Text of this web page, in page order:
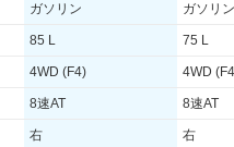
ガソリン ガソリン
85 L 75 L
4WD (F4) 4WD
8速AT 8速AT
右 右